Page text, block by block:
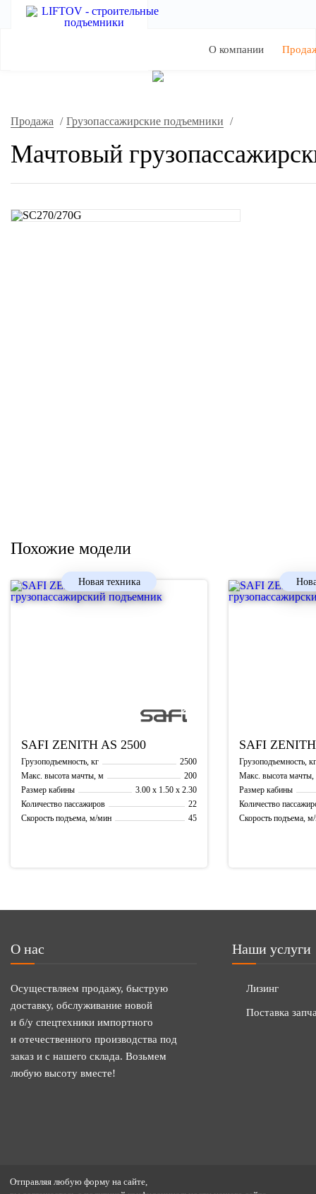
О компании
Продажа / Грузопассажирские подъемники /
Мачтовый
Похожие модели
Новая техника
SAFI ZENITH AS 2500
Грузоподъемность, кг
2500
Макс. высота мачты, м
200
Размер кабины
3.00 x 1.50 x 2.30
Количество пассажиров
22
Скорость подъема, м/мин
45
SAFI
Грузоподъемность, кг
Макс. высота
Размер кабины
Количество
Скорость подъема,
О нас
Осуществляем продажу, быструю
доставку, обслуживание новой
и б/у спецтехники импортного
и отечественного производства под
заказ и с нашего склада. Возьмем
любую высоту вместе!
Наши услуги
Лизинг
Поставка
Отправляя любую форму на сайте,